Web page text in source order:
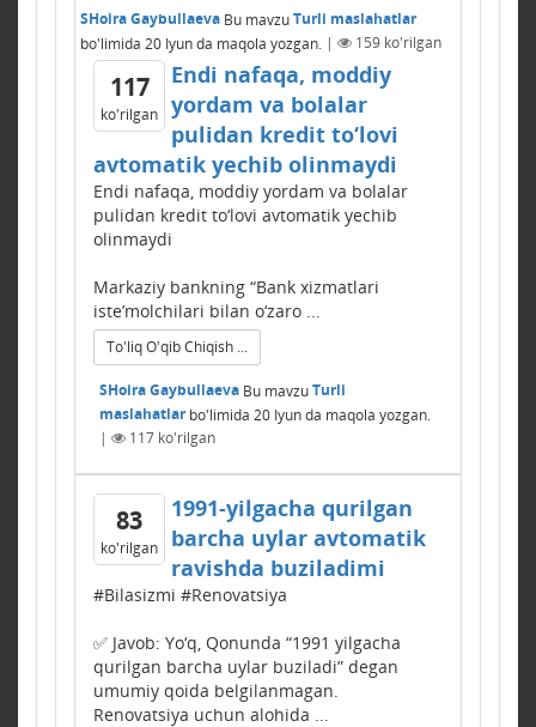
SHoira Gaybullaeva Bu mavzuTurli maslahatlar
bo'limida 20 Iyunda maqola yozgan. | 159 ko'rilgan
117
ko'rilgan
Endi nafaqa, moddiy
yordam va bolalar
pulidan kredit to‘lovi
avtomatik yechib olinmaydi
Endi nafaqa, moddiy yordam va bolalar
pulidan kredit to‘lovi avtomatik yechib
olinmaydi
Markaziy bankning “Bank xizmatlari
iste’molchilari bilan o‘zaro ...
To'liq O'qib Chiqish ...
SHoira Gaybullaeva Bu mavzuTurli
maslahatlarbo'limida 20 Iyunda maqola yozgan.
|
117 ko'rilgan
83
ko'rilgan
1991-yilgacha qurilgan
barcha uylar avtomatik
ravishda buziladimi
#Bilasizmi #Renovatsiya
✅ Javob: Yo‘q, Qonunda “1991 yilgacha
qurilgan barcha uylar buziladi” degan
umumiy qoida belgilanmagan.
Renovatsiya uchun alohida ...